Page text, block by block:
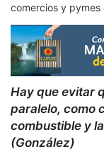
comercios y pymes
Hay que evitar
paralelo, como
combustible y
(González)